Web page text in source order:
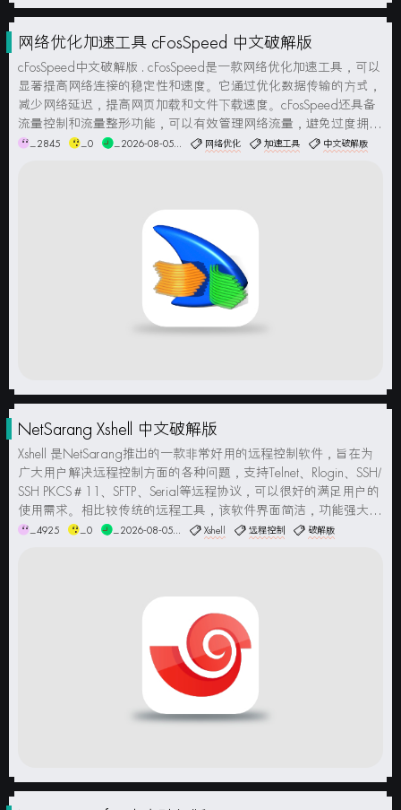
网络优化加速工具 cFosSpeed 中文破解版
cFosSpeed中文破解版 . cFosSpeed是一款网络优化加速工具，可以
显著提高网络连接的稳定性和速度。它通过优化数据传输的方式，
减少网络延迟，提高网页加载和文件下载速度。cFosSpeed还具备
流量控制和流量整形功能，可以有效管理网络流量，避免过度拥塞
和阻塞。此外，该软件还支持网络连接的优先级设置，用户可以为
_2845 _0 _2026-08-05... 网络优化 加速工具 中文破解版
NetSarang Xshell 中文破解版
Xshell 是NetSarang推出的一款非常好用的远程控制软件，旨在为
广大用户解决远程控制方面的各种问题，支持Telnet、Rlogin、SSH/
SSH PKCS＃11、SFTP、Serial等远程协议，可以很好的满足用户的
使用需求。相比较传统的远程工具，该软件界面简洁，功能强大，
可以轻松的管理远程服务器、会话管理器，通过提供业界先进的性
_4925 _0 _2026-08-05... Xshell 远程控制 破解版